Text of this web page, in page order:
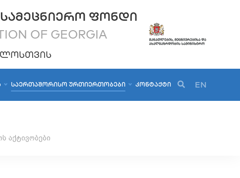
ᲤᲝᲜᲓᲘ
OF GEORGIA
ᲡᲐᲔᲠᲗᲐᲨᲝᲠᲘᲡᲝ ᲣᲠᲗᲘᲔᲠᲗᲝᲑᲔᲑᲘ ᲙᲝᲜᲢᲐᲥᲢᲘ EN
აქტივობები